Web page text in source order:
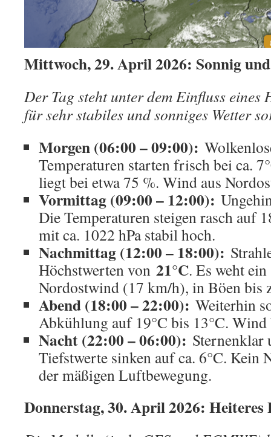
Mittwoch, 29. April 2026: Sonnig
Der Tag steht unter dem Einfluss eines
für sehr stabiles und sonniges Wetter
Morgen (06:00 – 09:00):
Temperaturen starten frisch bei ca.
liegt bei etwa 75 %. Wind aus
Vormittag (09:00 – 12:00):
Die Temperaturen steigen rasch auf
mit ca. 1022 hPa stabil hoch.
Nachmittag (12:00 – 18:00):
Höchstwerten von 21°C. Es weht
Nordostwind (17 km/h), in Böen bis
Abend (18:00 – 22:00): Weiterhin
Abkühlung auf 19°C bis 13°C.
Nacht (22:00 – 06:00): Sternenklar
Tiefstwerte sinken auf ca. 6°C. Kein
der mäßigen Luftbewegung.
Donnerstag, 30. April 2026: